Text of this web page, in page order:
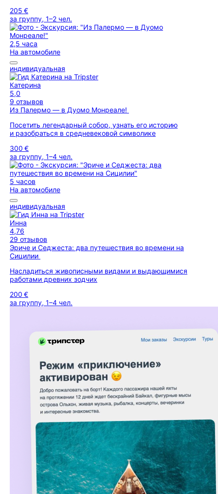
205 €
за группу, 1–2 чел.
2,5 часа
На автомобиле
индивидуальная
Катерина
5,0
9 отзывов
Из Палермо — в Дуомо Монреале!
Посетить легендарный собор, узнать его историю
и разобраться в средневековой символике
300 €
за группу, 1–4 чел.
5 часов
На автомобиле
индивидуальная
Инна
4,76
29 отзывов
Эриче и Седжеста: два путешествия во времени на
Сицилии
Насладиться живописными видами и выдающимися
работами древних зодчих
200 €
за группу, 1–4 чел.